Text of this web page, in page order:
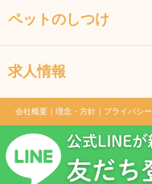
ペットのしつけ
求人情報
会社概要 ｜ 理念・方針 ｜ プライバシー